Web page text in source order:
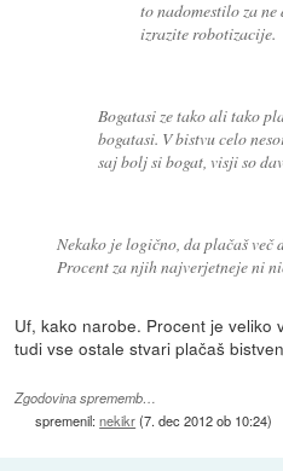
to nadomestilo za
izrazite robotizacije.
Bogatasi ze tako ali tako
bogatasi. V bistvu celo
saj bolj si bogat, visji so
Nekako je logično, da plačaš več
Procent za njih najverjetneje ni
Uf, kako narobe. Procent je veliko
tudi vse ostale stvari plačaš
Zgodovina sprememb…
spremenil:nekikr(7. dec 2012 ob 10:24)